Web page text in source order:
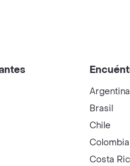
Argentina
Brasil
Chile
Colombia
Costa